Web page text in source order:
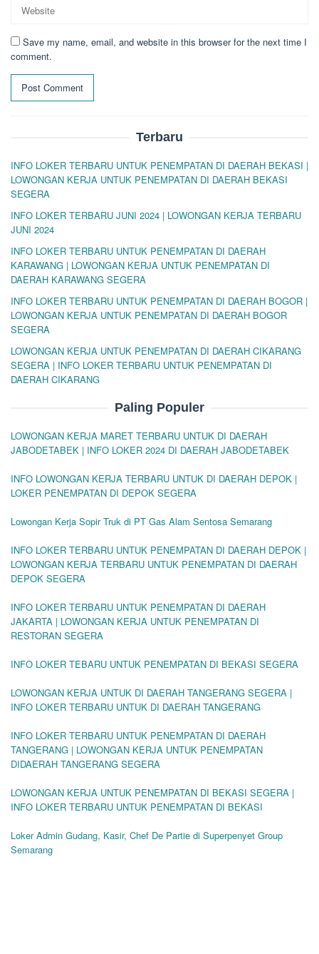
Save my name, email, and website in this browser for the next time I
comment.
Terbaru
INFO LOKER TERBARU UNTUK PENEMPATAN DI DAERAH BEKASI |
LOWONGAN KERJA UNTUK PENEMPATAN DI DAERAH BEKASI
SEGERA
INFO LOKER TERBARU JUNI 2024 | LOWONGAN KERJA TERBARU
JUNI 2024
INFO LOKER TERBARU UNTUK PENEMPATAN DI DAERAH
KARAWANG | LOWONGAN KERJA UNTUK PENEMPATAN DI
DAERAH KARAWANG SEGERA
INFO LOKER TERBARU UNTUK PENEMPATAN DI DAERAH BOGOR |
LOWONGAN KERJA UNTUK PENEMPATAN DI DAERAH BOGOR
SEGERA
LOWONGAN KERJA UNTUK PENEMPATAN DI DAERAH CIKARANG
SEGERA | INFO LOKER TERBARU UNTUK PENEMPATAN DI
DAERAH CIKARANG
Paling Populer
LOWONGAN KERJA MARET TERBARU UNTUK DI DAERAH
JABODETABEK | INFO LOKER 2024 DI DAERAH JABODETABEK
INFO LOWONGAN KERJA TERBARU UNTUK DI DAERAH DEPOK |
LOKER PENEMPATAN DI DEPOK SEGERA
Lowongan Kerja Sopir Truk di PT Gas Alam Sentosa Semarang
INFO LOKER TERBARU UNTUK PENEMPATAN DI DAERAH DEPOK |
LOWONGAN KERJA TERBARU UNTUK PENEMPATAN DI DAERAH
DEPOK SEGERA
INFO LOKER TERBARU UNTUK PENEMPATAN DI DAERAH
JAKARTA | LOWONGAN KERJA UNTUK PENEMPATAN DI
RESTORAN SEGERA
INFO LOKER TEBARU UNTUK PENEMPATAN DI BEKASI SEGERA
LOWONGAN KERJA UNTUK DI DAERAH TANGERANG SEGERA |
INFO LOKER TERBARU UNTUK DI DAERAH TANGERANG
INFO LOKER TERBARU UNTUK PENEMPATAN DI DAERAH
TANGERANG | LOWONGAN KERJA UNTUK PENEMPATAN
DIDAERAH TANGERANG SEGERA
LOWONGAN KERJA UNTUK PENEMPATAN DI BEKASI SEGERA |
INFO LOKER TERBARU UNTUK PENEMPATAN DI BEKASI
Loker Admin Gudang, Kasir, Chef De Partie di Superpenyet Group
Semarang